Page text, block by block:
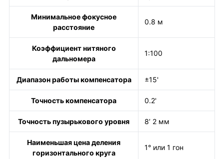
Минимальное фокусное
расстояние
0.8 м
Коэффициент нитяного
дальномера
1:100
Диапазон работы компенсатора ±15'
Точность компенсатора 0.2'
Точность пузырькового уровня 8’ 2 мм
Наименьшая цена деления
горизонтального круга
1° или 1 гон